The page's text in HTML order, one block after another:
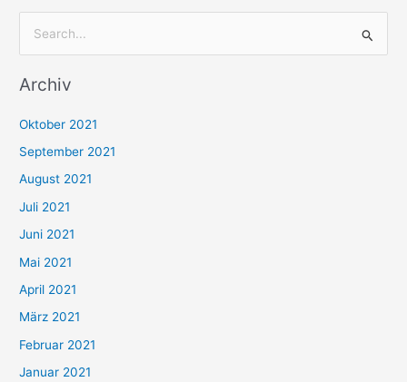
c
n
n
a
c
h
:
Archiv
Oktober 2021
September 2021
August 2021
Juli 2021
Juni 2021
Mai 2021
April 2021
März 2021
Februar 2021
Januar 2021